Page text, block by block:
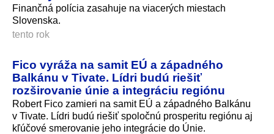
Finančná polícia zasahuje na viacerých miestach
Slovenska.
tento rok
Fico vyráža na samit EÚ a západného
Balkánu v Tivate. Lídri budú riešiť
rozširovanie únie a integráciu regiónu
Robert Fico zamieri na samit EÚ a západného Balkánu
v Tivate. Lídri budú riešiť spoločnú prosperitu regiónu aj
kľúčové smerovanie jeho integrácie do Únie.